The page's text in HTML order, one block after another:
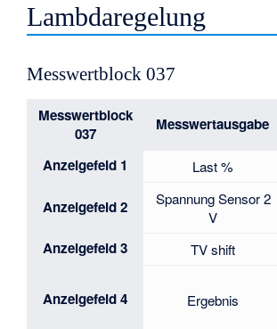
Lambdaregelung
Messwertblock 037
Messwertblock
037
Messwertausgabe
Anzeigefeld 1 Last %
Anzeigefeld 2
Spannung Sensor 2
V
Anzeigefeld 3 TV shift
Anzeigefeld 4 Ergebnis